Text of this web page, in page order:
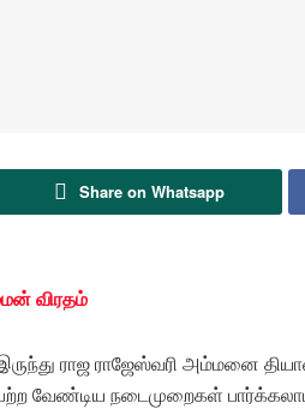
Share on Whatsapp
விரதம்
ராஜ ராஜேஸ்வரி அம்மனை
வேண்டிய நடைமுறைகள்